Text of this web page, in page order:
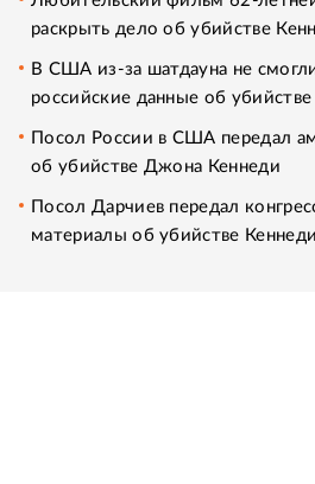
раскрыть дело об убийстве
В США из-за шатдауна не
российские данные об
Посол России в США передал
об убийстве Джона Кеннеди
Посол Дарчиев передал
материалы об убийстве Кеннеди